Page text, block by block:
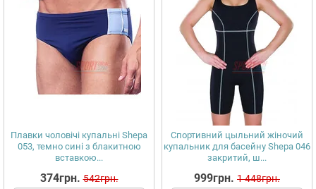
Плавки чоловічі купальні Shepa
053, темно сині з блакитною
вставкою...
374грн. 542грн.
Спортивний цыльний жіночий
купальник для басейну Shepa 046
закритий, ш...
999грн. 1 448грн.